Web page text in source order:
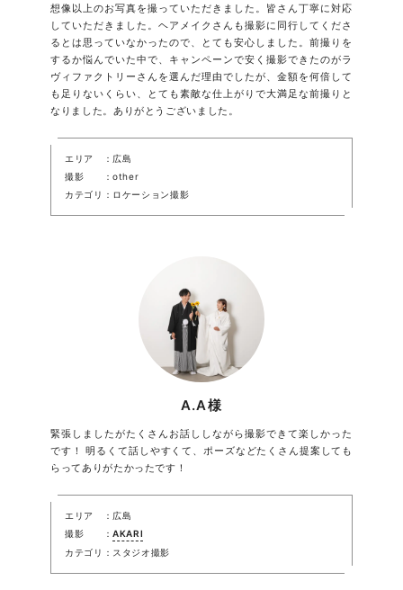
想像以上のお写真を撮っていただきました。皆さん丁寧に対応
していただきました。ヘアメイクさんも撮影に同行してくださ
るとは思っていなかったので、とても安心しました。前撮りを
するか悩んでいた中で、キャンペーンで安く撮影できたのがラ
ヴィファクトリーさんを選んだ理由でしたが、金額を何倍して
も足りないくらい、とても素敵な仕上がりで大満足な前撮りと
なりました。ありがとうございました。
エリア
広島
撮影
other
カテゴリ
ロケーション撮影
A.A様
緊張しましたがたくさんお話ししながら撮影できて楽しかった
です！ 明るくて話しやすくて、ポーズなどたくさん提案しても
らってありがたかったです！
エリア
広島
撮影
AKARI
カテゴリ
スタジオ撮影